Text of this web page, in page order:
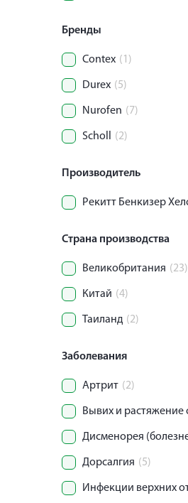
Бренды
Contex (1)
Durex (5)
Nurofen (7)
Scholl (2)
Производитель
Страна производства
Великобритания (23)
Китай (4)
Таиланд (2)
Заболевания
Артрит (2)
Дорсалгия (5)